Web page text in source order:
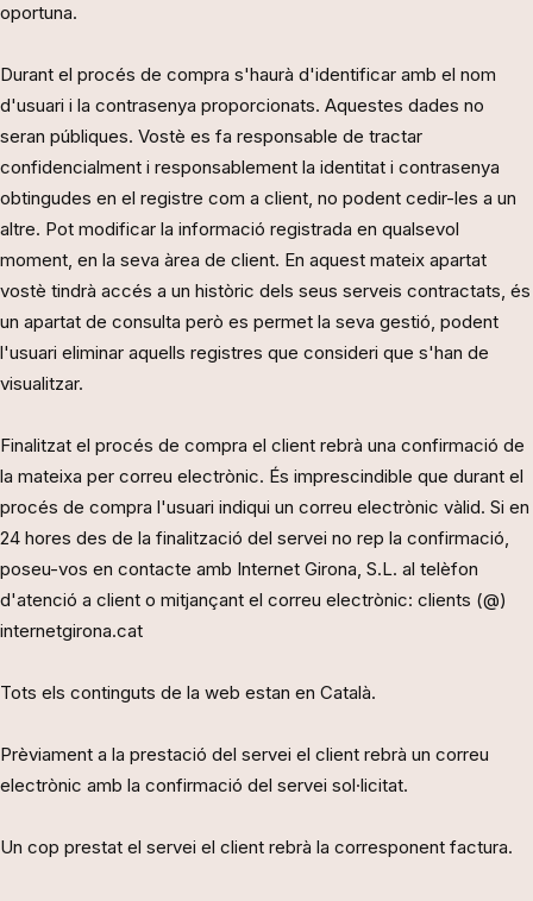
oportuna.
Durant el procés de compra s'haurà d'identificar amb el nom
d'usuari i la contrasenya proporcionats. Aquestes dades no
seran públiques. Vostè es fa responsable de tractar
confidencialment i responsablement la identitat i contrasenya
obtingudes en el registre com a client, no podent cedir-les a un
altre. Pot modificar la informació registrada en qualsevol
moment, en la seva àrea de client. En aquest mateix apartat
vostè tindrà accés a un històric dels seus serveis contractats, és
un apartat de consulta però es permet la seva gestió, podent
l'usuari eliminar aquells registres que consideri que s'han de
visualitzar.
Finalitzat el procés de compra el client rebrà una confirmació de
la mateixa per correu electrònic. És imprescindible que durant el
procés de compra l'usuari indiqui un correu electrònic vàlid. Si en
24 hores des de la finalització del servei no rep la confirmació,
poseu-vos en contacte amb Internet Girona, S.L. al telèfon
d'atenció a client o mitjançant el correu electrònic: clients (@)
internetgirona.cat
Tots els continguts de la web estan en Català.
Prèviament a la prestació del servei el client rebrà un correu
electrònic amb la confirmació del servei sol·licitat.
Un cop prestat el servei el client rebrà la corresponent factura.